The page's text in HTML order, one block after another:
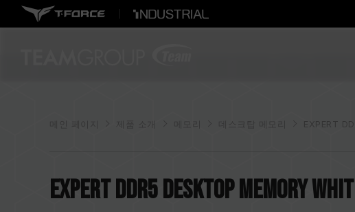
제품 소개 데스크탑 메모리 EXPERT
EXPERT DDR5 DESKTOP MEMORY